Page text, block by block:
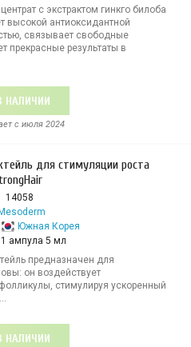
с экстрактом гинкго билоба
высокой антиоксидантной
связывает свободные
прекрасные результаты в
НАЛИЧИИ
c июля 2024
для стимуляции роста
14058
Mesoderm
Южная Корея
1 ампула 5 мл
предназначен для
он воздействует
стимулируя ускоренный
НАЛИЧИИ